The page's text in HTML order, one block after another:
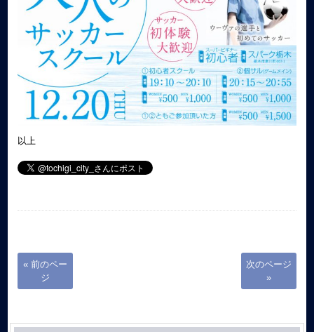
以上
« 前のペー
ジ
次のページ
»